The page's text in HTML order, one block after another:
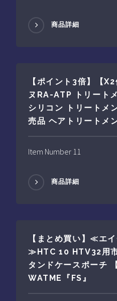
商品詳細
【ポイント3倍】【
ヌRA-ATP トリート
シリコン トリートメ
売品 ヘアトリートメ
Item Number 11
商品詳細
【まとめ買い】≪エ
≫HTC 10 HTV32用
タンドケースポーチ
WATME『FS』